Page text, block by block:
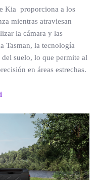
Kia proporciona a los
mientras atraviesan
la cámara y las
Tasman, la tecnología
suelo, lo que permite al
en áreas estrechas.